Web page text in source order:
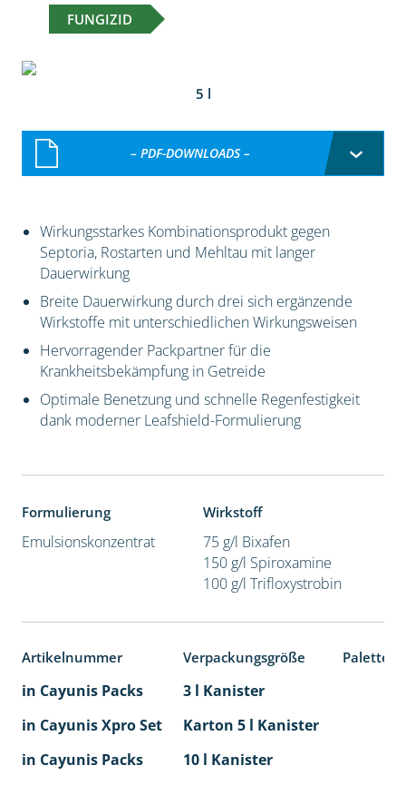
FUNGIZID
5 l
– PDF-DOWNLOADS –
Wirkungsstarkes Kombinationsprodukt gegen
Septoria, Rostarten und Mehltau mit langer
Dauerwirkung
Breite Dauerwirkung durch drei sich ergänzende
Wirkstoffe mit unterschiedlichen Wirkungsweisen
Hervorragender Packpartner für die
Krankheitsbekämpfung in Getreide
Optimale Benetzung und schnelle Regenfestigkeit
dank moderner Leafshield-Formulierung
Formulierung
Emulsionskonzentrat
Wirkstoff
75 g/l Bixafen
150 g/l Spiroxamine
100 g/l Trifloxystrobin
Artikelnummer Verpackungsgröße
in Cayunis Packs
3 l Kanister
in Cayunis Xpro Set
Karton 5 l Kanister
in Cayunis Packs
10 l Kanister